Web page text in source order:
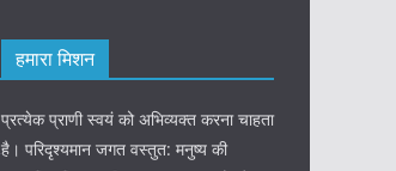
हमारा मिशन
प्रत्येक प्राणी स्वयं को अभिव्यक्त करना चाहता
है। परिदृश्यमान जगत वस्तुत: मनुष्य की